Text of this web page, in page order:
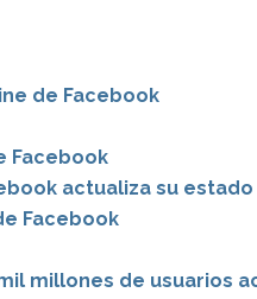
de Facebook
Facebook
actualiza su estado
Facebook
millones de usuarios